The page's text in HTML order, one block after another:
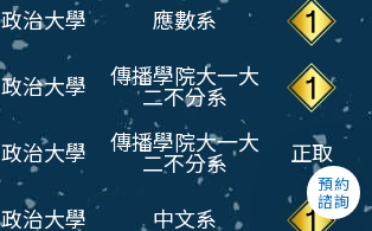
預約
諮詢
政治大學 應數系
政治大學
傳播學院大一大
二不分系
政治大學
傳播學院大一大
二不分系
正取
政治大學 中文系